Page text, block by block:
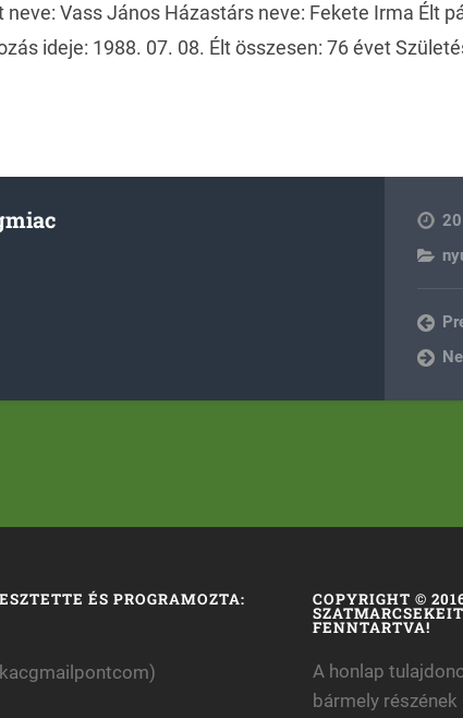
neve: Vass János Házastárs neve: Fekete Irma Élt
ideje: 1988. 07. 08. Élt összesen: 76 évet
ÉS PROGRAMOZTA: COPYRIGHT ©
FENNTARTVA!
A honlap
bármely